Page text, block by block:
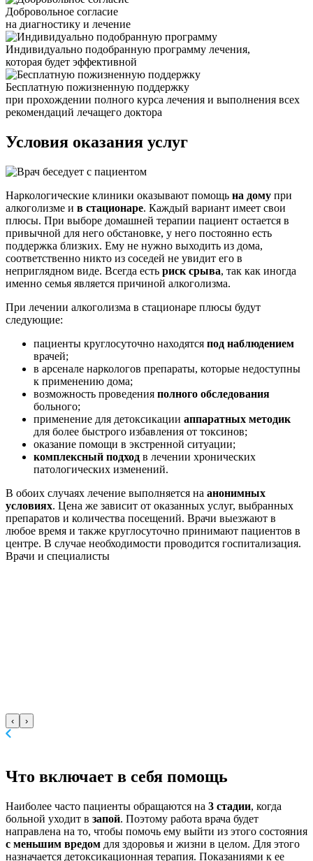
Добровольное согласие
на диагностику и лечение
Индивидуально подобранную программу лечения,
которая будет эффективной
Бесплатную пожизненную поддержку
при прохождении полного курса лечения и выполнения всех
рекомендаций лечащего доктора
Условия оказания услуг
Наркологические клиники оказывают помощь на дому при
алкоголизме и в стационаре. Каждый вариант имеет свои
плюсы. При выборе домашней терапии пациент остается в
привычной для него обстановке, у него постоянно есть
поддержка близких. Ему не нужно выходить из дома,
соответственно никто из соседей не увидит его в
неприглядном виде. Всегда есть риск срыва, так как иногда
именно семья является причиной алкоголизма.
При лечении алкоголизма в стационаре плюсы будут
следующие:
пациенты круглосуточно находятся под наблюдением
врачей;
в арсенале наркологов препараты, которые недоступны
к применению дома;
возможность проведения полного обследования
больного;
применение для детоксикации аппаратных методик
для более быстрого избавления от токсинов;
оказание помощи в экстренной ситуации;
комплексный подход в лечении хронических
патологических изменений.
В обоих случаях лечение выполняется на анонимных
условиях. Цена же зависит от оказанных услуг, выбранных
препаратов и количества посещений. Врачи выезжают в
любое время и также круглосуточно принимают пациентов в
центре. В случае необходимости проводится госпитализация.
Врачи и специалисты
‹ ›
Что включает в себя помощь
Наиболее часто пациенты обращаются на 3 стадии, когда
больной уходит в запой. Поэтому работа врача будет
направлена на то, чтобы помочь ему выйти из этого состояния
с меньшим вредом для здоровья и жизни в целом. Для этого
назначается детоксикационная терапия. Показаниями к ее